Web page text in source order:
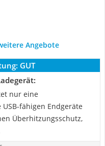
Angebote
GUT
nur eine
fähigen Endgeräte
Überhitzungsschutz,